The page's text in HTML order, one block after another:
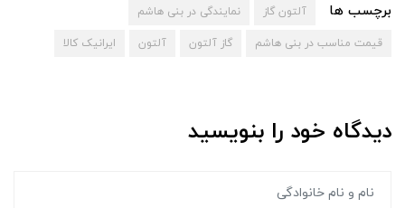
برچسب ها آلتون گاز نمایندگی در بنی هاشم
قیمت مناسب در بنی هاشم گاز آلتون آلتون ایرانیک کالا
دیدگاه خود را بنویسید